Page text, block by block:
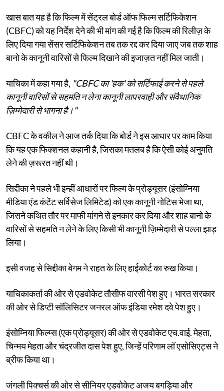
खास बात यह है कि फिल्म में सेंट्रल बोर्ड ऑफ फिल्म सर्टिफिकेशन
(CBFC) को यह निर्देश देने की भी मांग की गई है कि फिल्म की रिलीज़ के
लिए दिया गया सेंसर सर्टिफिकेशन तब तक रद्द कर दिया जाए जब तक शाह
बानो के कानूनी वारिसों से फिल्म दिखाने की इजाज़त नहीं मिल जाती।
याचिका में कहा गया है, "CBFC का 'हक' को सर्टिफाई करने से पहले
कानूनी वारिसों से सहमति न लेना कानूनी लापरवाही और संवैधानिक
ज़िम्मेदारी से भागना है।"
CBFC के वकील ने आज तर्क दिया कि बोर्ड ने इस आधार पर काम किया
कि यह एक फिक्शनल कहानी है, जिसका मतलब है कि ऐसी कोई अनुमति
लेने की ज़रूरत नहीं थी।
सिद्दीका ने पहले भी इन्हीं आधारों पर फिल्म के प्रोड्यूसर (इंसोम्निया
मीडिया एंड कंटेंट सर्विसेज लिमिटेड) को एक कानूनी नोटिस भेजा था,
जिसने कथित तौर पर माफी मांगने से इनकार कर दिया और शाह बानो के
वारिसों से सहमति न लेने के लिए किसी भी कानूनी ज़िम्मेदारी से पल्ला झाड़
लिया।
इसी वजह से सिद्दीका बेगम ने राहत के लिए हाईकोर्ट का रुख किया।
याचिकाकर्ता की ओर से एडवोकेट तौसीफ वारसी पेश हुए। भारत सरकार
की ओर से डिप्टी सॉलिसिटर जनरल ऑफ इंडिया रमेश दवे पेश हुए।
इंसोम्निया फिल्म्स (एक प्रोड्यूसर) की ओर से एडवोकेट एच.वाई. मेहता,
चिन्मय मेहता और चंद्रजीत दास पेश हुए, जिन्हें परिणाम लॉ एसोसिएट्स ने
ब्रीफ किया था।
जंगली पिक्चर्स की ओर से सीनियर एडवोकेट अजय बगड़िया और